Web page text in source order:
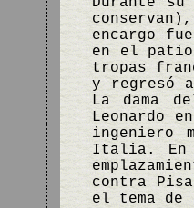
encargo
en el
tropas
y regresó
La dama
Leonardo
ingeniero
Italia. En
contra
el tema